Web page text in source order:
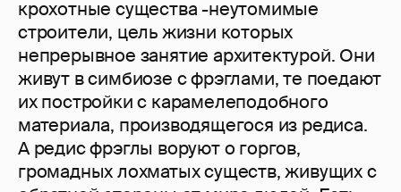
крохотные существа -неутомимые
строители, цель жизни которых
непрерывное занятие архитектурой. Они
живут в симбиозе с фрэглами, те поедают
их постройки с карамелеподобного
материала, производящегося из редиса.
А редис фрэглы воруют о горгов,
громадных лохматых существ, живущих с